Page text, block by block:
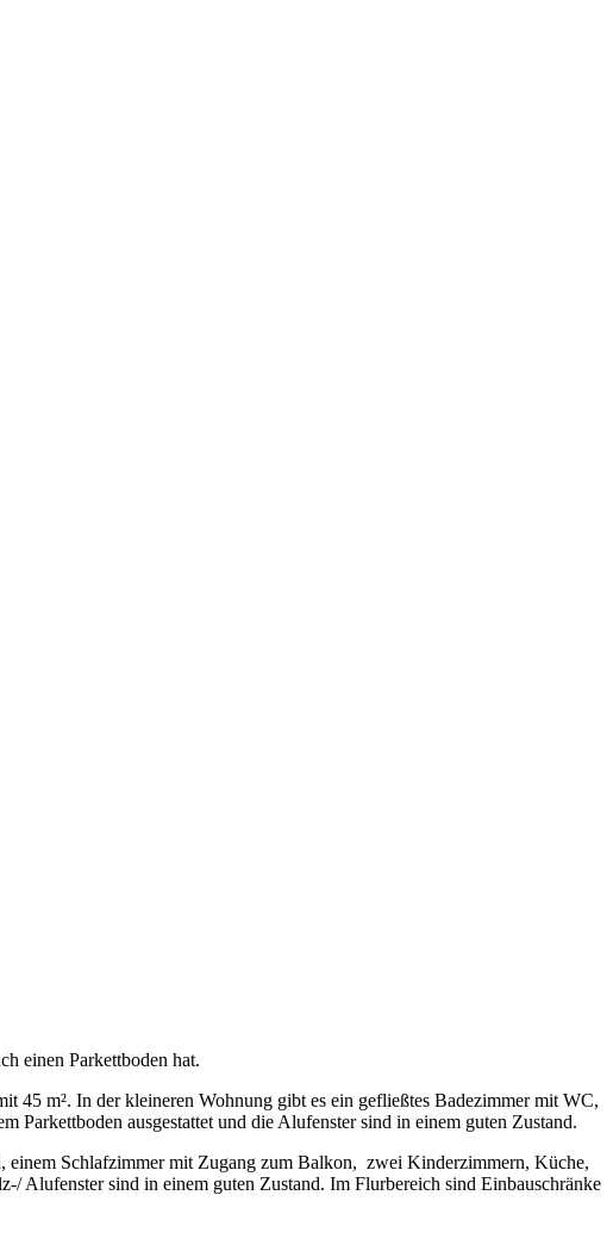
einen Parkettboden hat.
45 m². In der kleineren Wohnung gibt es ein gefließtes Badezimmer mit WC,
ausgestattet und die Alufenster sind in einem guten Zustand.
einem Schlafzimmer mit Zugang zum Balkon, zwei Kinderzimmern, Küche,
Alufenster sind in einem guten Zustand. Im Flurbereich sind Einbauschränke